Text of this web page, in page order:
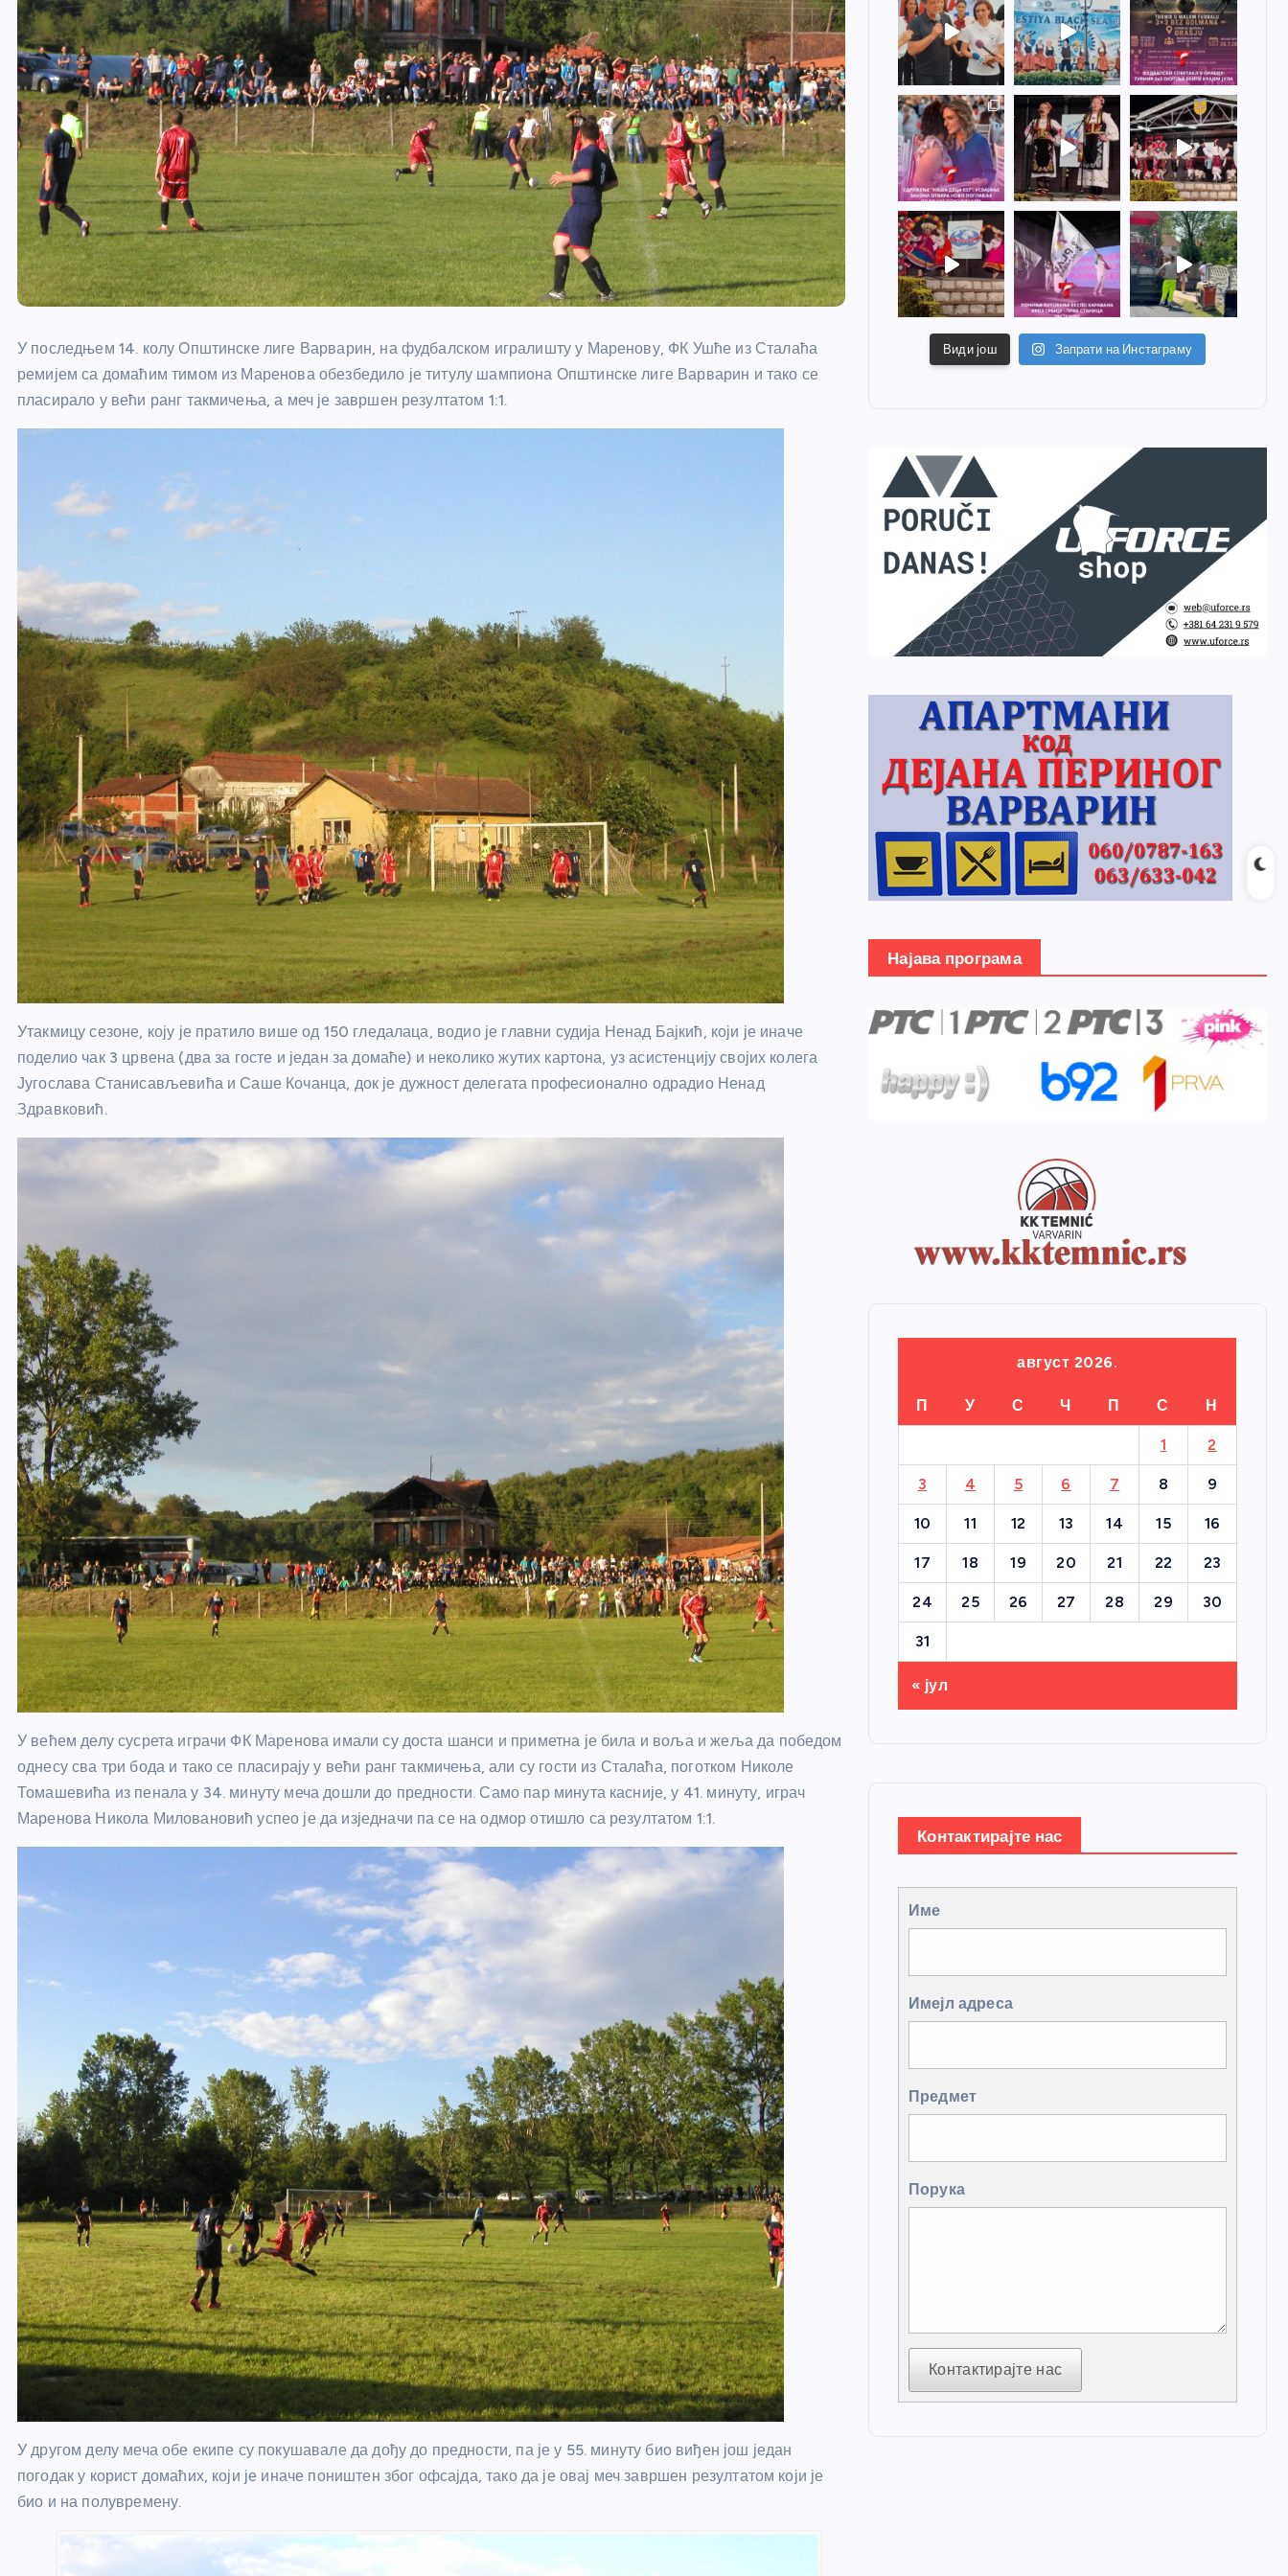
У последњем 14. колу Општинске лиге Варварин, на фудбалском игралишту у Маренову, ФК Ушће из Сталаћа
ремијем са домаћим тимом из Маренова обезбедило је титулу шампиона Општинске лиге Варварин и тако се
пласирало у већи ранг такмичења, а меч је завршен резултатом 1:1.
Утакмицу сезоне, коју је пратило више од 150 гледалаца, водио је главни судија Ненад Бајкић, који је иначе
поделио чак 3 црвена (два за госте и један за домаће) и неколико жутих картона, уз асистенцију својих колега
Југослава Станисављевића и Саше Кочанца, док је дужност делегата професионално одрадио Ненад
Здравковић.
У већем делу сусрета играчи ФК Маренова имали су доста шанси и приметна је била и воља и жеља да победом
однесу сва три бода и тако се пласирају у већи ранг такмичења, али су гости из Сталаћа, поготком Николе
Томашевића из пенала у 34. минуту меча дошли до предности. Само пар минута касније, у 41. минуту, играч
Маренова Никола Миловановић успео је да изједначи па се на одмор отишло са резултатом 1:1.
У другом делу меча обе екипе су покушавале да дођу до предности, па је у 55. минуту био виђен још један
погодак у корист домаћих, који је иначе поништен због офсајда, тако да је овај меч завршен резултатом који је
био и на полувремену.
Види још Запрати на Инстаграму
Најава програма
август 2026.
П У С Ч П С Н
1 2
3 4 5 6 7 8 9
10 11 12 13 14 15 16
17 18 19 20 21 22 23
24 25 26 27 28 29 30
31
« јул
Контактирајте нас
Име
Имејл адреса
Предмет
Порука
Контактирајте нас